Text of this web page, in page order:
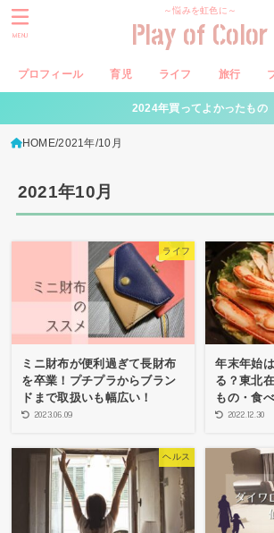
～悩みを虹色に～
Play of Color
プロフィール 育児 ライフ 旅行
MENU
2024年買ってよかったもの
HOME 2021年 10月
2021年10月
ライフ
ミニ財布が便利過ぎて長財布
を卒業！プチプラからブラン
ドまで取扱いも幅広い！
2023.06.09
年末年始
る？東北
もの・食
2022.12.30
ヘルス